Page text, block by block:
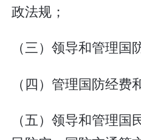
政法规；
（三）领导和管理国
（四）管理国防经费
（五）领导和管理